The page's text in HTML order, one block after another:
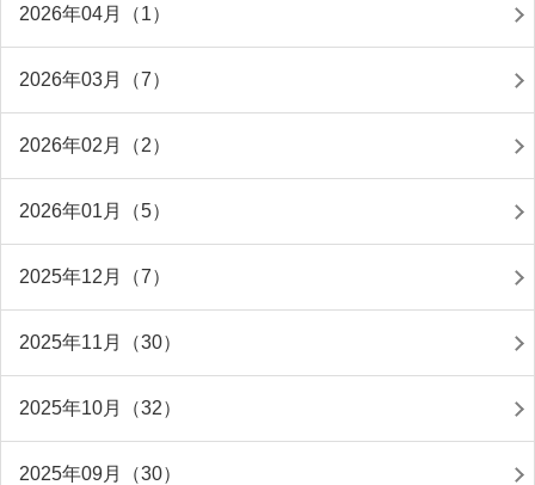
2026年04月（1）
2026年03月（7）
2026年02月（2）
2026年01月（5）
2025年12月（7）
2025年11月（30）
2025年10月（32）
2025年09月（30）